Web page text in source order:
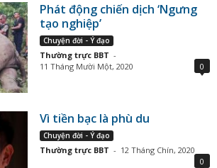
Phát động chiến dịch ‘Ngưng
tạo nghiệp’
Chuyện đời - Ý đạo
Thường trực BBT -
11 Tháng Mười Một, 2020
0
Vì tiền bạc là phù du
Chuyện đời - Ý đạo
Thường trực BBT - 12 Tháng Chín, 2020
0